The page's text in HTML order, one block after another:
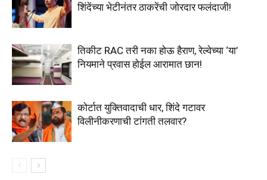
शिंदेंच्या भेटीनंतर ठाकरेंची जोरदार फलंदाजी!
तिकीट RAC तरी नका होऊ हैराण, रेल्वेच्या ‘या’
नियमाने प्रवास होईल आरामात छान!
कोर्टात युक्तिवादाची धार, शिंदे गटावर
विलीनीकरणाची टांगती तलवार?